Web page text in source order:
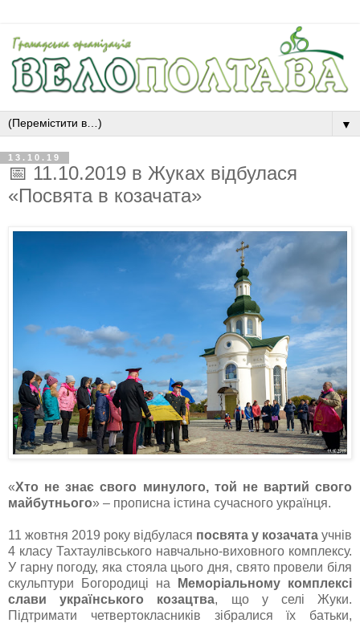
▼
13.10.19
📅 11.10.2019 в Жуках відбулася
«Посвята в козачата»
«Хто не знає свого минулого, той не вартий свого
майбутнього» – прописна істина сучасного українця.
11 жовтня 2019 року відбулася посвята у козачата учнів
4 класу Тахтаулівського навчально-виховного комплексу.
У гарну погоду, яка стояла цього дня, свято провели біля
скульптури Богородиці на
Меморіальному комплексі
слави українського козацтва, що у селі Жуки.
Підтримати четвертокласників зібралися їх батьки,